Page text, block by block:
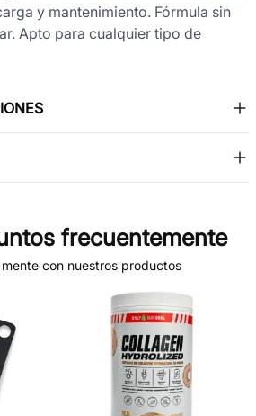
y mantenimiento. Fórmula sin
Apto para cualquier tipo de
frecuentemente
con nuestros productos